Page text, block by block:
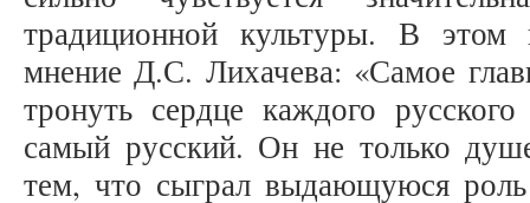
традиционной культуры. В этом
мнение Д.С. Лихачева: «Самое
тронуть сердце каждого
самый русский. Он не только
тем, что сыграл выдающуюся